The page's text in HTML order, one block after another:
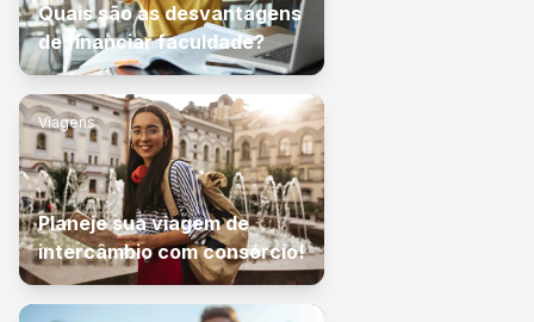
Quais são as desvantagens
de financiar faculdade?
Viagens
Planeje sua viagem de
intercâmbio com consórcio!